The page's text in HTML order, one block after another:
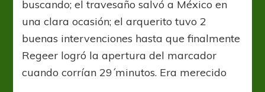
buscando; el travesaño salvó a México en
una clara ocasión; el arquerito tuvo 2
buenas intervenciones hasta que finalmente
Regeer logró la apertura del marcador
cuando corrían 29´minutos. Era merecido